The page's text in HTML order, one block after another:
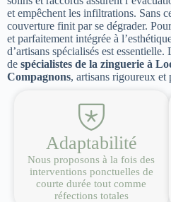
et empêchent les infiltrations. Sans
couverture finit par se dégrader.
et parfaitement intégrée à
d’artisans spécialisés est
de spécialistes de la zinguerie à
Compagnons, artisans rigoureux et
Adaptabilité
Nous proposons à la fois des
interventions ponctuelles de
courte durée tout comme
réfections totales